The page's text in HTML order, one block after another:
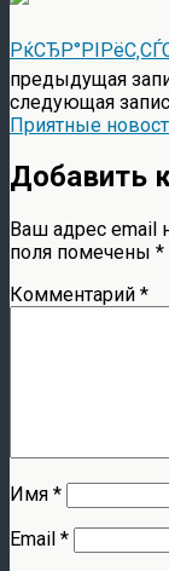
предыдущая
следующая
Приятные
Добавить
Ваш адрес email
поля помечены *
Комментарий *
Имя *
Email *